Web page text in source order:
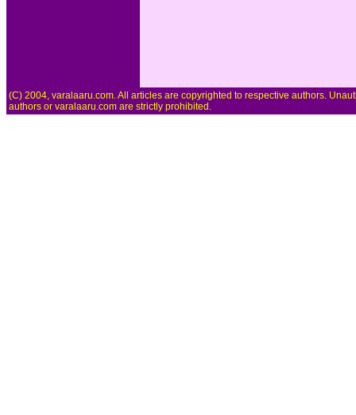
(C) 2004, varalaaru.com. All articles are copyrighted to respective authors.
authors or varalaaru.com are strictly prohibited.